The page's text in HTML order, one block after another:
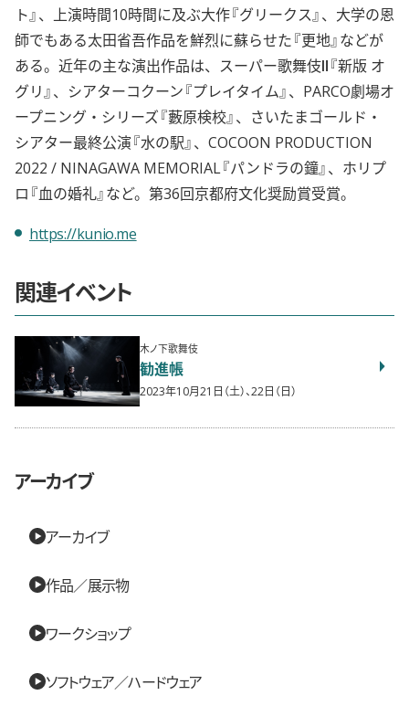
ト』、上演時間10時間に及ぶ大作『グリークス』、大学の恩
師でもある太田省吾作品を鮮烈に蘇らせた『更地』などが
ある。近年の主な演出作品は、スーパー歌舞伎Ⅱ『新版 オ
グリ』、シアターコクーン『プレイタイム』、PARCO劇場オ
ープニング・シリーズ『藪原検校』、さいたまゴールド・
シアター最終公演『水の駅』、COCOON PRODUCTION
2022 / NINAGAWA MEMORIAL『パンドラの鐘』、ホリプ
ロ『血の婚礼』など。第36回京都府文化奨励賞受賞。
https://kunio.me
関連イベント
木ノ下歌舞伎
勧進帳
2023年10月21日（土）、22日（日）
アーカイブ
アーカイブ
作品／展示物
ワークショップ
ソフトウェア／ハードウェア